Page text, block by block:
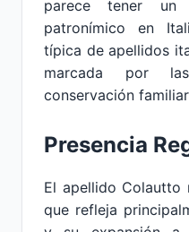
parece tener un
patronímico en
típica de apellidos
marcada por
conservación
Presencia
El apellido Colautto
que refleja